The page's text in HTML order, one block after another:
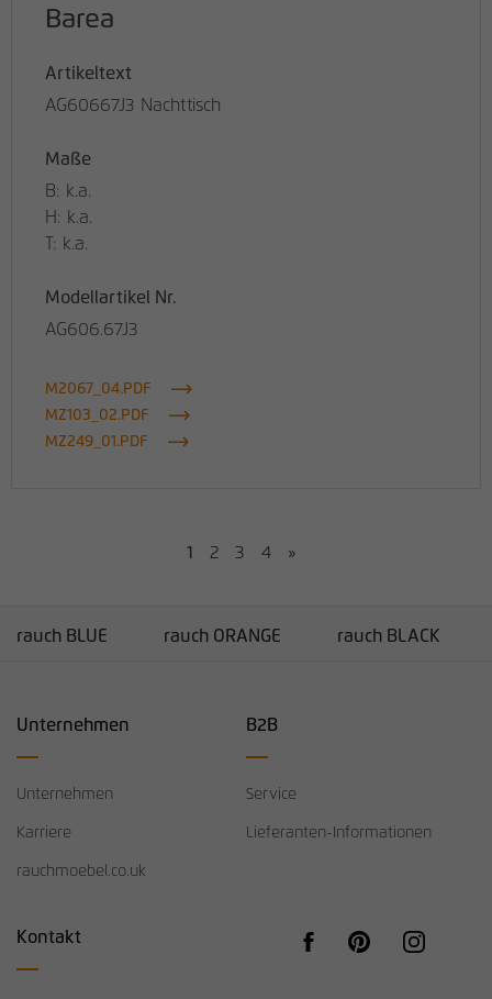
Barea
Artikeltext
AG60667J3 Nachttisch
Maße
B: k.a.
H: k.a.
T: k.a.
Modellartikel Nr.
AG606.67J3
M2067_04.PDF
MZ103_02.PDF
MZ249_01.PDF
1 2 3 4 »
rauch BLUE rauch ORANGE rauch BLACK
Unternehmen
Unternehmen
Karriere
rauchmoebel.co.uk
B2B
Service
Lieferanten-Informationen
Kontakt